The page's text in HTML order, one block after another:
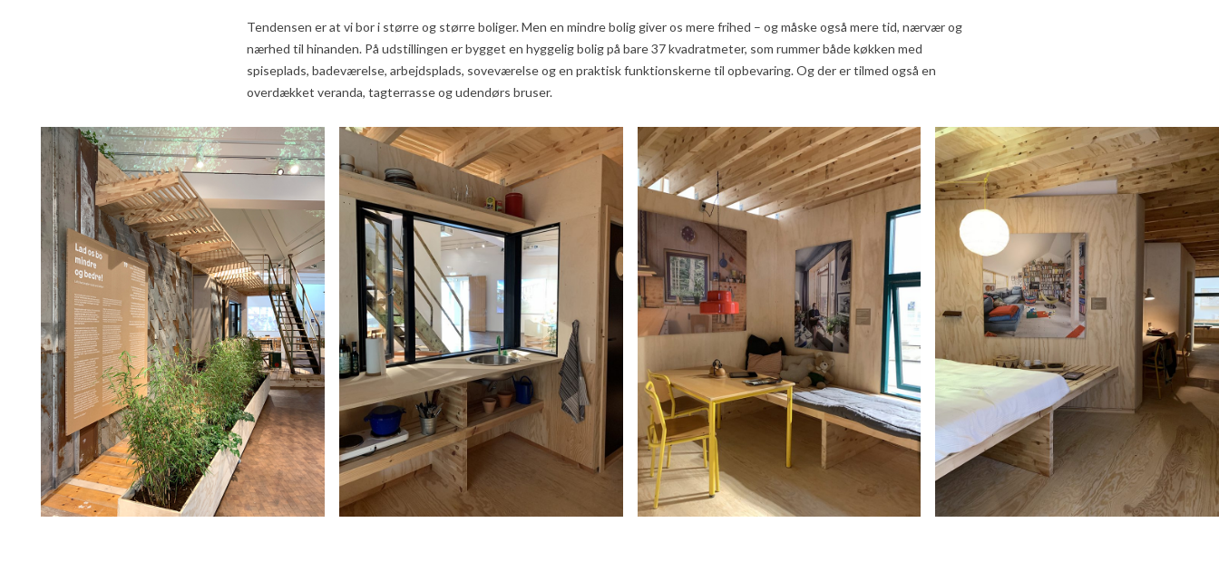
Tendensen er at vi bor i større og større boliger. Men en mindre bolig giver os mere frihed – og måske også mere tid, nærvær og
nærhed til hinanden. På udstillingen er bygget en hyggelig bolig på bare 37 kvadratmeter, som rummer både køkken med
spiseplads, badeværelse, arbejdsplads, soveværelse og en praktisk funktionskerne til opbevaring. Og der er tilmed også en
overdækket veranda, tagterrasse og udendørs bruser.